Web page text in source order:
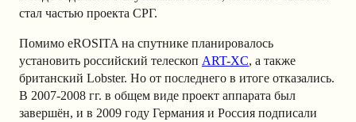
стал частью проекта СРГ.
Помимо eROSITA на спутнике планировалось
установить российский телескоп ART-XC, а также
британский Lobster. Но от последнего в итоге отказались.
В 2007-2008 гг. в общем виде проект аппарата был
завершён, и в 2009 году Германия и Россия подписали